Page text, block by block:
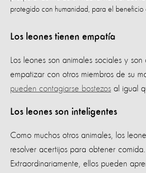
protegido con humanidad, para el beneficio
Los leones tienen empatía
Los leones son animales sociales y
empatizar con otros miembros de su
pueden contagiarse bostezos al igual
Los leones son inteligentes
Como muchos otros animales, los
resolver acertijos para obtener comida.
Extraordinariamente, ellos pueden